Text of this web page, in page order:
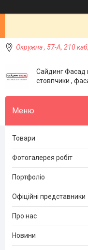
Окружна , 57-А, 210
Сайдинг Фасад
стовпчики ,
Товари
Фотогалерея робіт
Портфоліо
Офіційні представники
Про нас
Новини